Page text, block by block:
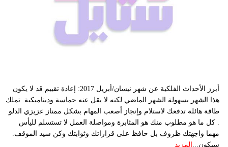
أبرز الأحداث الفلكية عن شهر نيسان/أبريل 2017: إعادة تقييم قد لا يكون
هذا الشهر بسهولة الشهر الماضي لكنه لا يقل عنه حماسة وديناميكية. تملك
طاقة هائلة تدفعك لاستلام وإنجاز أصعب المهام بشكل ممتاز عزيزي الدلو
. كل ما هو مطلوب منك هو المثابرة ومواصلة العمل لا تستسلم لليأس
مهما واجهتك ظروف بل حافظ على قراراتك وثوابتك وكن سيد الموقف.
سيكون...
المزيد